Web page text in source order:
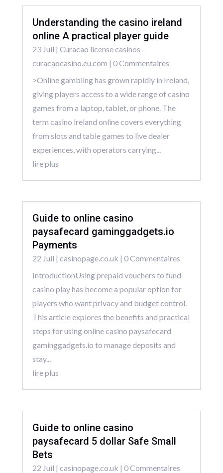
Understanding the casino ireland
online A practical player guide
23 Juil | Curacao license casinos -
curacaocasino.eu.com | 0 Commentaires
>Online gambling has grown rapidly in Ireland,
giving players access to a wide range of casino
games from a laptop, tablet, or phone. The
term casino ireland online covers everything
from slots and table games to live dealer
experiences, with operators carrying...
lire plus
Guide to online casino
paysafecard gaminggadgets.io
Payments
22 Juil | casinopage.co.uk | 0 Commentaires
IntroductionUsing prepaid vouchers to fund
casino play has become a popular option for
players who want privacy and budget control.
This article explores the benefits and practical
steps for using online casino paysafecard
gaminggadgets.io to manage deposits and
stay...
lire plus
Guide to online casino
paysafecard 5 dollar Safe Small
Bets
22 Juil | casinopage.co.uk | 0 Commentaires